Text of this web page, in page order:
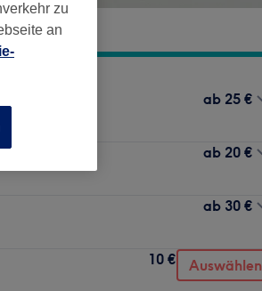
ab 25 €
ab 20 €
ab 30 €
10 € Auswählen
zu
an